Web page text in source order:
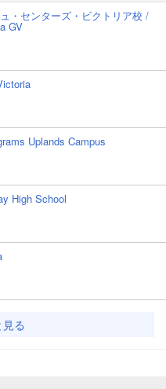
・センターズ・ビクトリア校 /
GV
Uplands Campus
High School
る